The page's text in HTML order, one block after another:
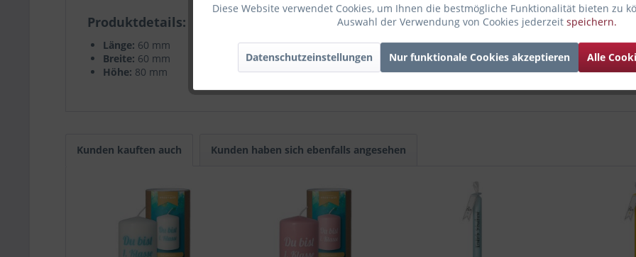
Produktdetails
Länge: 60 mm
Breite: 60 mm
Höhe: 80 mm
Kunden kauften auch Kunden haben sich ebenfalls angesehen
Diese Website verwendet Cookies, um Ihnen die bestmögliche Funktionalität bieten zu
Auswahl der Verwendung von Cookies jederzeit speichern.
Datenschutzeinstellungen Nur funktionale Cookies akzeptieren Alle